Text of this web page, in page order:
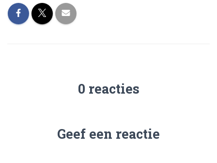
0 reacties
Geef een reactie